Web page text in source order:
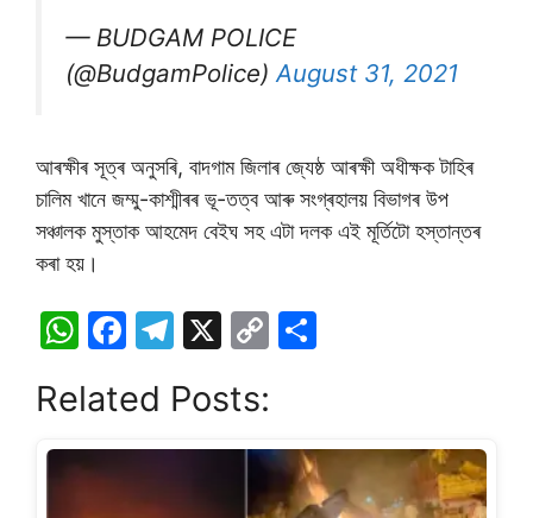
— BUDGAM POLICE
(@BudgamPolice) August 31, 2021
আৰক্ষীৰ সূত্ৰ অনুসৰি, বাদগাম জিলাৰ জ্যেষ্ঠ আৰক্ষী অধীক্ষক টাহিৰ
চালিম খানে জম্মু-কাশ্মীৰৰ ভূ-তত্ব আৰু সংগ্ৰহালয় বিভাগৰ উপ
সঞ্চালক মুস্তাক আহমেদ বেইঘ সহ এটা দলক এই মূৰ্তিটো হস্তান্তৰ
কৰা হয়।
W
at
s
A
F
c
e
b
T
e
gr
X
C
y
Li
e
Related Posts: